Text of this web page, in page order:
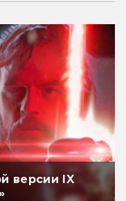
версии IX